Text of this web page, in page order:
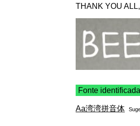
THANK YOU
Fonte identificada
Aa湾湾拼音体